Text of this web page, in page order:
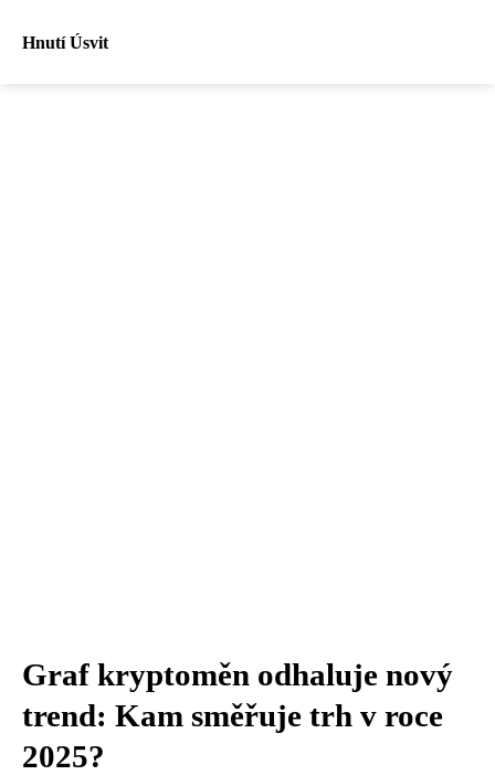
Hnutí Úsvit
Graf kryptoměn odhaluje nový
trend: Kam směřuje trh v roce
2025?